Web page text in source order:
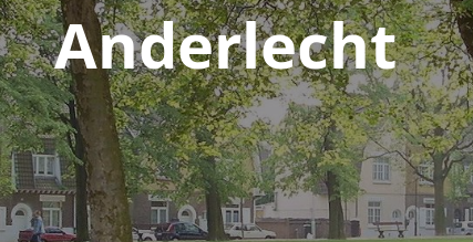
Anderlecht